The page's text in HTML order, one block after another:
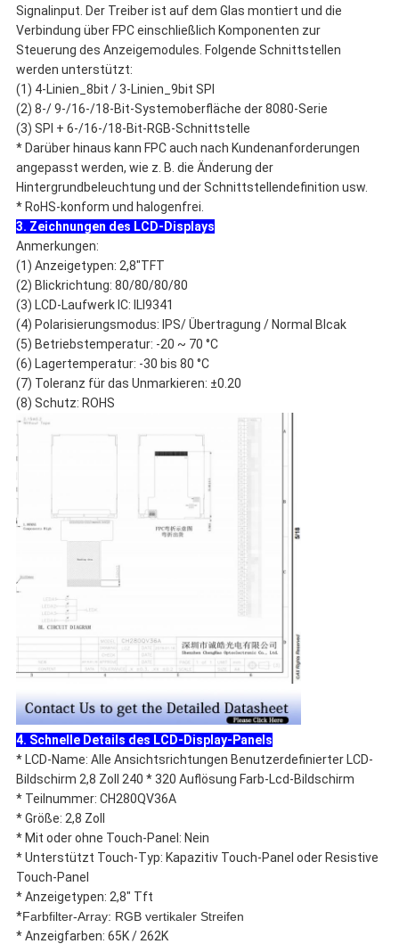
Signalinput. Der Treiber ist auf dem Glas montiert und die
Verbindung über FPC einschließlich Komponenten zur
Steuerung des Anzeigemodules. Folgende Schnittstellen
werden unterstützt:
(1) 4-Linien_8bit / 3-Linien_9bit SPI
(2) 8-/ 9-/16-/18-Bit-Systemoberfläche der 8080-Serie
(3) SPI + 6-/16-/18-Bit-RGB-Schnittstelle
* Darüber hinaus kann FPC auch nach Kundenanforderungen
angepasst werden, wie z. B. die Änderung der
Hintergrundbeleuchtung und der Schnittstellendefinition usw.
* RoHS-konform und halogenfrei.
3. Zeichnungen des LCD-Displays
Anmerkungen:
(1) Anzeigetypen: 2,8"TFT
(2) Blickrichtung: 80/80/80/80
(3) LCD-Laufwerk IC: ILI9341
(4) Polarisierungsmodus: IPS/ Übertragung / Normal Blcak
(5) Betriebstemperatur: -20 ~ 70 °C
(6) Lagertemperatur: -30 bis 80 °C
(7) Toleranz für das Unmarkieren: ±0.20
(8) Schutz: ROHS
4. Schnelle Details des LCD-Display-Panels
* LCD-Name: Alle Ansichtsrichtungen Benutzerdefinierter LCD-
Bildschirm 2,8 Zoll 240 * 320 Auflösung Farb-Lcd-Bildschirm
* Teilnummer: CH280QV36A
* Größe: 2,8 Zoll
* Mit oder ohne Touch-Panel: Nein
* Unterstützt Touch-Typ: Kapazitiv Touch-Panel oder Resistive
Touch-Panel
* Anzeigetypen: 2,8" Tft
*Farbfilter-Array: RGB vertikaler Streifen
* Anzeigfarben: 65K / 262K